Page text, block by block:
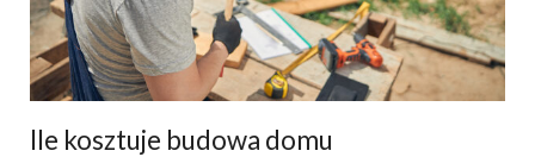
Ile kosztuje budowa domu